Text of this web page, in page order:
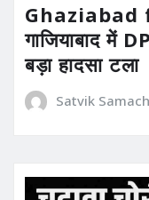
Ghaziabad
गाजियाबाद में
बड़ा हादसा टला
Satvik